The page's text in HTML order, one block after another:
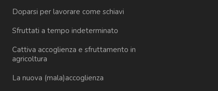
Doparsi per lavorare come schiavi
Sfruttati a tempo indeterminato
Cattiva accoglienza e sfruttamento in
agricoltura
La nuova (mala)accoglienza